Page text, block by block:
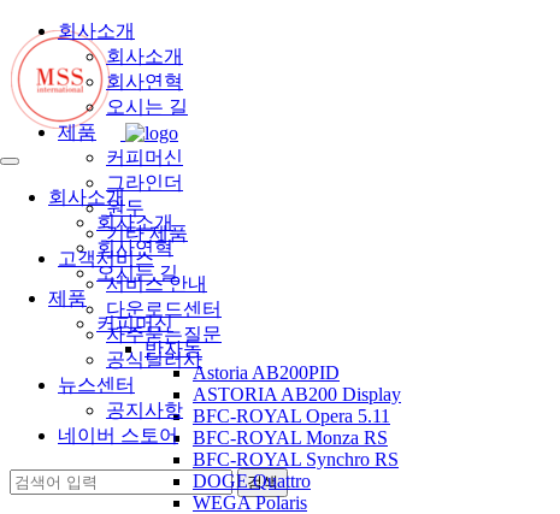
회사소개
회사소개
회사연혁
오시는 길
제품
커피머신
반자동
Astoria AB200PID
ASTORIA AB200 Display
BFC-ROYAL Opera 5.11
BFC-ROYAL Monza RS
BFC-ROYAL Synchro RS
DOGE Quattro
WEGA Polaris
회사소개
회사소개
회사연혁
오시는 길
제품
커피머신
그라인더
원두
기타 제품
고객서비스
서비스 안내
다운로드센터
자주묻는질문
공식딜러사
뉴스센터
공지사항
네이버 스토어